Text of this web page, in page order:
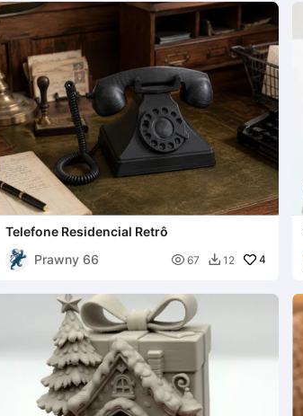
Telefone Residencial Retrô
Prawny 66
 67  12 4